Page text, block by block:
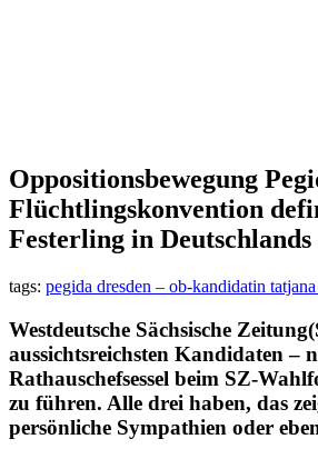
Oppositionsbewegung
Flüchtlingskonvention
Festerling in
tags: pegida dresden – ob-kandidatin
Westdeutsche Sächsische
aussichtsreichsten Kandidaten
Rathauschefsessel beim SZ-
zu führen. Alle drei haben, das
persönliche Sympathien oder